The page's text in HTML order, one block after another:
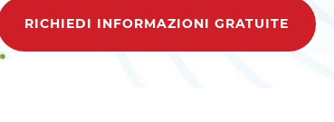
RICHIEDI INFORMAZIONI GRATUITE